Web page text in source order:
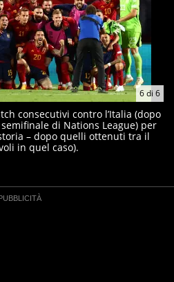
6di 6
consecutivi contro l’Italia (dopo
di Nations League) per
– dopo quelli ottenuti tra il
in quel caso).